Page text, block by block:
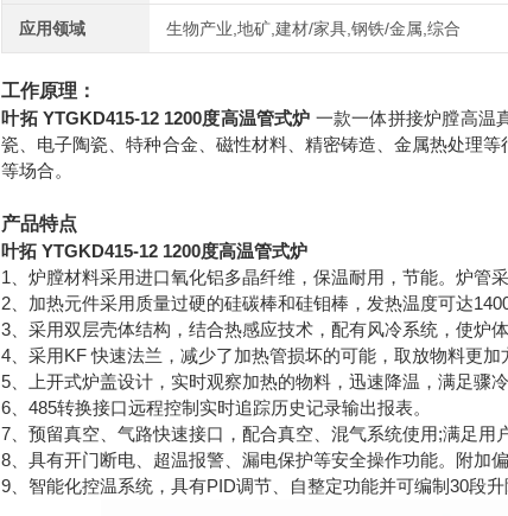
应用领域 生物产业,地矿,建材/家具,钢铁/金属,综合
工作原理：
叶拓 YTGKD415-12 1200度高温管式炉 一款一体拼接炉膛高温
瓷、电子陶瓷、特种合金、磁性材料、精密铸造、金属热处理
等场合。
产品特点
叶拓 YTGKD415-12 1200度高温管式炉
1、炉膛材料采用进口氧化铝多晶纤维，保温耐用，节能。炉管采
2、加热元件采用质量过硬的硅碳棒和硅钼棒，发热温度可达
3、采用双层壳体结构，结合热感应技术，配有风冷系统，使炉
4、采用KF 快速法兰，减少了加热管损坏的可能，取放物料更加
5、上开式炉盖设计，实时观察加热的物料，迅速降温，满足骤
6、485转换接口远程控制实时追踪历史记录输出报表。
7、预留真空、气路快速接口，配合真空、混气系统使用;满足用
8、具有开门断电、超温报警、漏电保护等安全操作功能。附加
9、智能化控温系统，具有PID调节、自整定功能并可编制30段